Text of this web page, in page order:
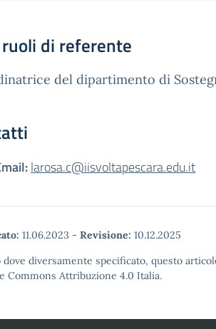
di referente
del dipartimento di
larosa.c@iisvoltapescara.edu.it
11.06.2023 - Revisione: 10.12.2025
dove diversamente specificato, questo
Commons Attribuzione 4.0 Italia.